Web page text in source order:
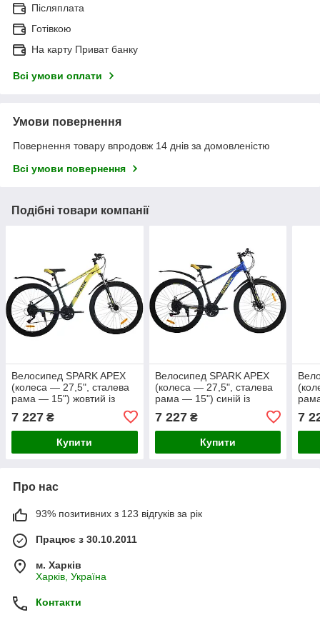
Післяплата
Готівкою
На карту Приват банку
Всі умови оплати
Умови повернення
Повернення товару впродовж 14 днів за домовленістю
Всі умови повернення
Подібні товари компанії
Велосипед SPARK APEX
(колеса — 27,5", сталева
рама — 15") жовтий із
доставка Новою Поштою)
7 227 ₴
Купити
Велосипед SPARK APEX
(колеса — 27,5", сталева
рама — 15") синій із
доставка Новою Поштою)
7 227₴
Купити
7
Про нас
93% позитивних з 123 відгуків за рік
Працює з 30.10.2011
м. Харків
Харків, Україна
Контакти